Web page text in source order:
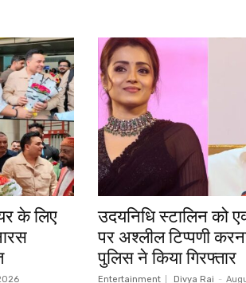
के लिए
उदयनिधि स्टालिन को
पर अश्लील टिप्पणी
पुलिस ने किया गिरफ्तार
Entertainment Divya Rai -